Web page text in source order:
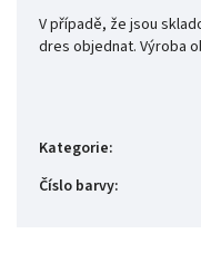
V případě, že jsou
dres objednat. Výroba
Kategorie:
Číslo barvy: